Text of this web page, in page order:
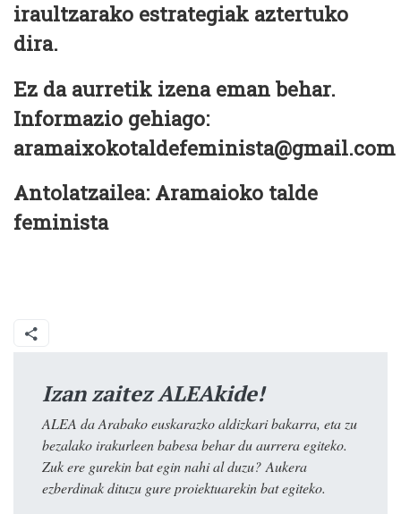
iraultzarako estrategiak aztertuko
dira.
Ez da aurretik izena eman behar.
Informazio gehiago:
aramaixokotaldefeminista@gmail.com
Antolatzailea: Aramaioko talde
feminista
Izan zaitez ALEAkide!
ALEA da Arabako euskarazko aldizkari bakarra, eta zu
bezalako irakurleen babesa behar du aurrera egiteko.
Zuk ere gurekin bat egin nahi al duzu? Aukera
ezberdinak dituzu gure proiektuarekin bat egiteko.